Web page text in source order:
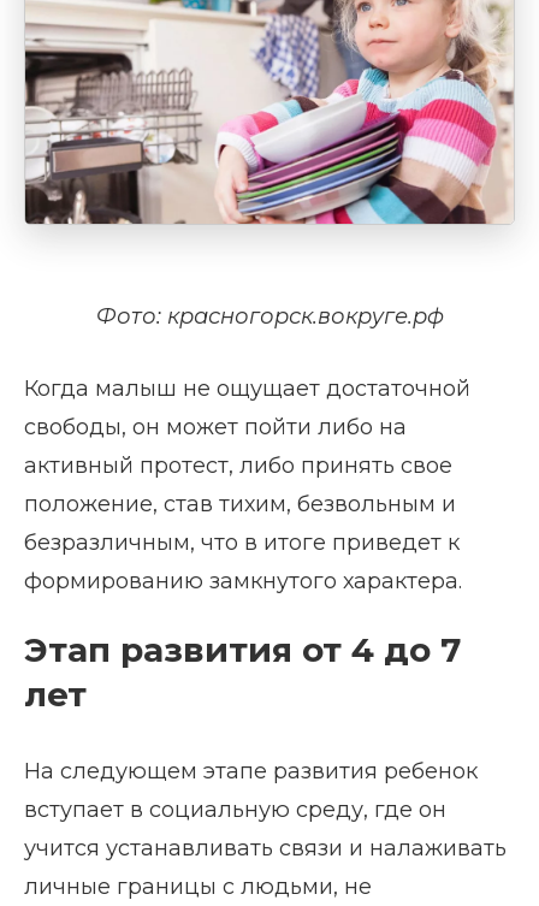
Фото: красногорск.вокруге.рф
Когда малыш не ощущает достаточной
свободы, он может пойти либо на
активный протест, либо принять свое
положение, став тихим, безвольным и
безразличным, что в итоге приведет к
формированию замкнутого характера.
Этап развития от 4 до 7
лет
На следующем этапе развития ребенок
вступает в социальную среду, где он
учится устанавливать связи и налаживать
личные границы с людьми, не